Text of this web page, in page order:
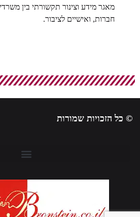
מאגר מידע וצינור תקשורתי בין
חברות, ואישיים לציבור.
© כל הזכויות שמורות